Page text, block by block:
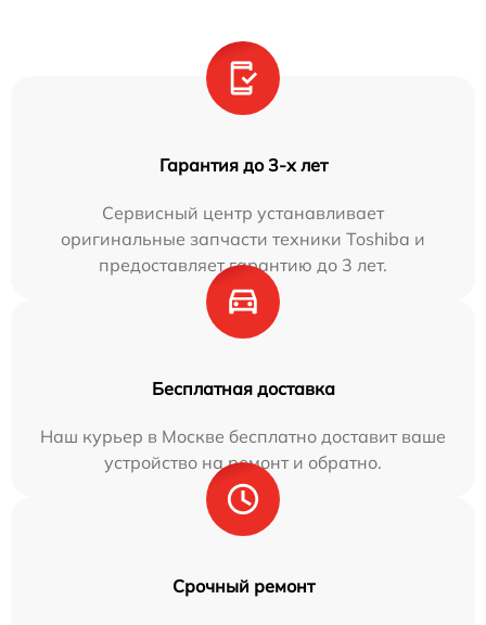
Гарантия до 3-х лет
Сервисный центр устанавливает
оригинальные запчасти техники Toshiba и
предоставляет гарантию до 3 лет.
Бесплатная доставка
Наш курьер в Москве бесплатно доставит ваше
устройство на ремонт и обратно.
Срочный ремонт